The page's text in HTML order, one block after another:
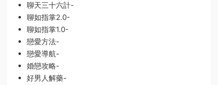
聊天三十六計-
聊如指掌2.0-
聊如指掌1.0-
戀愛方法-
戀愛導航-
婚戀攻略-
好男人解藥-